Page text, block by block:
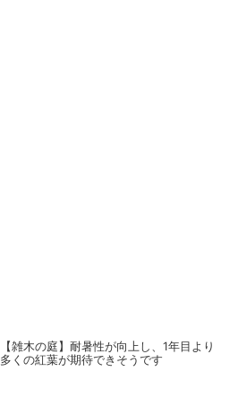
【雑木の庭】耐暑性が向上し、1年目より
多くの紅葉が期待できそうです